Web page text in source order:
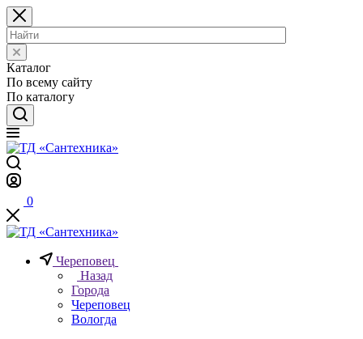
Каталог
По всему сайту
По каталогу
0
Череповец
Назад
Города
Череповец
Вологда